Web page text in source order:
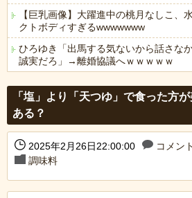
【巨乳画像】大躍進中の桃月なしこ、
クトボディすぎるwwwwwww
ひろゆき「出馬する気ないから話さな
誠実だろ」→離婚協議へｗｗｗｗｗ
「塩」より「天つゆ」で食った方
ある？
2025年2月26日22:00:00
コメン
調味料